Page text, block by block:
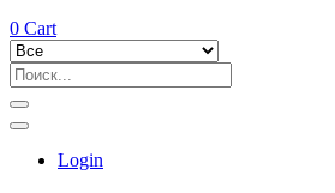
0 Cart
Login